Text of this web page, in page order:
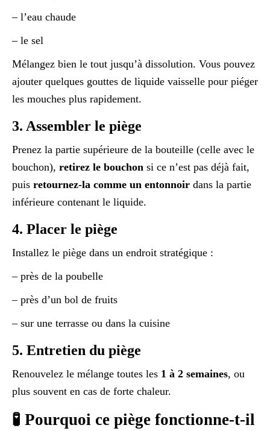
– l’eau chaude
– le sel
Mélangez bien le tout jusqu’à dissolution. Vous pouvez
ajouter quelques gouttes de liquide vaisselle pour piéger
les mouches plus rapidement.
3. Assembler le piège
Prenez la partie supérieure de la bouteille (celle avec le
bouchon), retirez le bouchon si ce n’est pas déjà fait,
puis retournez-la comme un entonnoir dans la partie
inférieure contenant le liquide.
4. Placer le piège
Installez le piège dans un endroit stratégique :
– près de la poubelle
– près d’un bol de fruits
– sur une terrasse ou dans la cuisine
5. Entretien du piège
Renouvelez le mélange toutes les 1 à 2 semaines, ou
plus souvent en cas de forte chaleur.
🧪 Pourquoi ce piège fonctionne-t-il